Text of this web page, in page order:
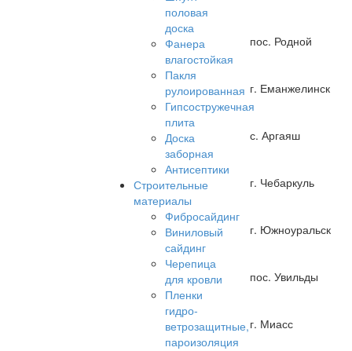
половая
доска
Фанера
влагостойкая
Пакля
рулоированная
Гипсостружечная
плита
Доска
заборная
Антисептики
Строительные
материалы
Фибросайдинг
Виниловый
сайдинг
Черепица
для кровли
Пленки
гидро-
ветрозащитные,
пароизоляция
пос. Родной
г. Еманжелинск
с. Аргаяш
г. Чебаркуль
г. Южноуральск
пос. Увильды
г. Миасс